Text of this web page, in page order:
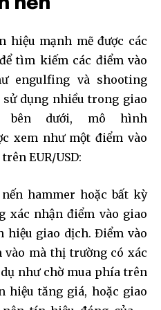
hiệu mạnh mẽ được các
tìm kiếm các điểm vào
engulfing và shooting
dụng nhiều trong giao
dưới, mô hình
xem như một điểm vào
EUR/USD:
hammer hoặc bất kỳ
xác nhận điểm vào giao
hiệu giao dịch. Điểm vào
mà thị trường có xác
như chờ mua phía trên
hiệu tăng giá, hoặc giao